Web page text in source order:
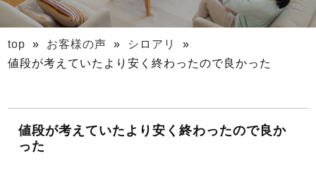
top » お客様の声 » シロアリ
»
値段が考えていたより安く終わったので良かった
値段が考えていたより安く終わったので良か
った